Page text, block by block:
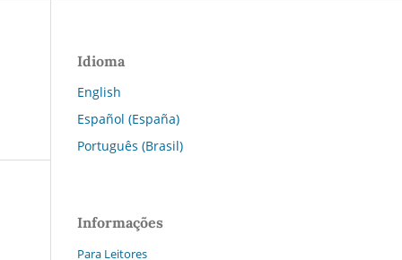
Idioma
English
Español (España)
Português (Brasil)
Informações
Para Leitores